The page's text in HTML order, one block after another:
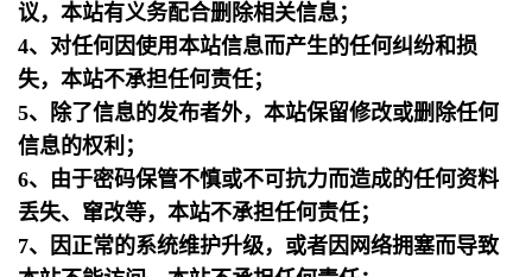
议，本站有义务配合删除相关信息；
4、对任何因使用本站信息而产生的任何纠纷和损
失，本站不承担任何责任；
5、除了信息的发布者外，本站保留修改或删除任何
信息的权利；
6、由于密码保管不慎或不可抗力而造成的任何资料
丢失、窜改等，本站不承担任何责任；
7、因正常的系统维护升级，或者因网络拥塞而导致